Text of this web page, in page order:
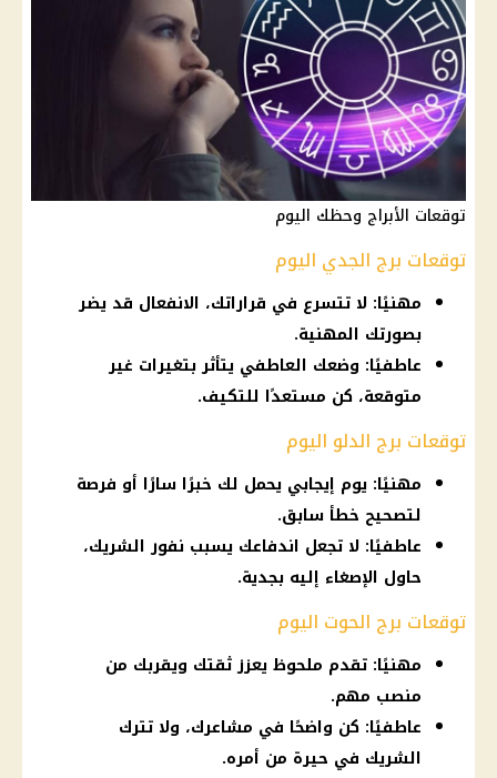
توقعات الأبراج وحظك اليوم
توقعات برج الجدي اليوم
مهنيًا: لا تتسرع في قراراتك، الانفعال قد يضر
بصورتك المهنية.
عاطفيًا: وضعك العاطفي يتأثر بتغيرات غير
متوقعة، كن مستعدًا للتكيف.
توقعات برج الدلو اليوم
مهنيًا: يوم إيجابي يحمل لك خبرًا سارًا أو فرصة
لتصحيح خطأ سابق.
عاطفيًا: لا تجعل اندفاعك يسبب نفور الشريك،
حاول الإصغاء إليه بجدية.
توقعات برج الحوت اليوم
مهنيًا: تقدم ملحوظ يعزز ثقتك ويقربك من
منصب مهم.
عاطفيًا: كن واضحًا في مشاعرك، ولا تترك
الشريك في حيرة من أمره.